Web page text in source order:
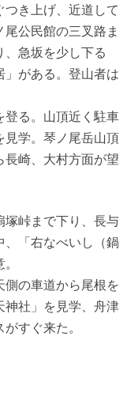
き上げ、近道して
公民館の三叉路ま
急坂を少し下る
」がある。登山者は
登る。山頂近く駐車
見学。琴ノ尾岳山頂
崎、大村方面が望
塚峠まで下り、長与
、「右なべいし（鍋
側の車道から尾根を
神社」を見学、舟津
すぐ来た。